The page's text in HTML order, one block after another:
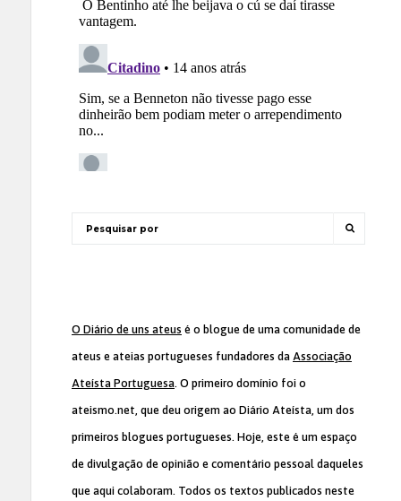
O Diário de uns ateus é o blogue de uma comunidade de
ateus e ateias portugueses fundadores da Associação
Ateísta Portuguesa. O primeiro domínio foi o
ateismo.net, que deu origem ao Diário Ateísta, um dos
primeiros blogues portugueses. Hoje, este é um espaço
de divulgação de opinião e comentário pessoal daqueles
que aqui colaboram. Todos os textos publicados neste